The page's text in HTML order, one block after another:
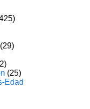
(29)
(25)
Edad